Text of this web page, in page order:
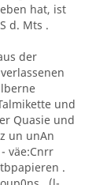
hat, ist
d. Mts .
der
und
Quasie und
un unAn
väe:Cnrr
.